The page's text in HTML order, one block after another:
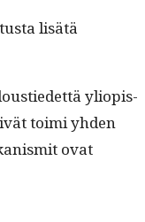
lisätä
yliopis­
toi­mi yhden
ovat